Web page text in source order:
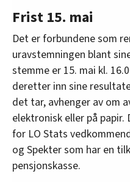
Frist 15. mai
Det er forbundene som
uravstemningen blant
stemme er 15. mai kl.
deretter inn sine
det tar, avhenger av om
elektronisk eller på
for LO Stats
og Spekter som har en
pensjonskasse.